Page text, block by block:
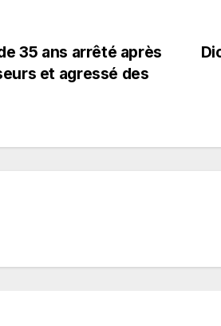
35 ans arrêté après
et agressé des